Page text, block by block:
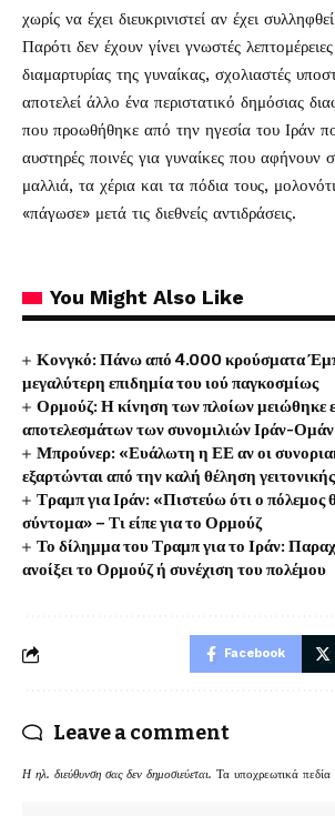
χωρίς να έχει διευκρινιστεί αν έχει
Παρότι δεν έχουν γίνει γνωστές
διαμαρτυρίας της γυναίκας, σχολιαστές
αποτελεί άλλο ένα περιστατικό δημόσιας
που προωθήθηκε από την ηγεσία του Ιράν
αυστηρές ποινές για γυναίκες που αφήνουν
μαλλιά, τα χέρια και τα πόδια τους,
«πάγωσε» μετά τις διεθνείς αντιδράσεις.
You Might Also Like
Κονγκό: Πάνω από 4.000 κρούσματα
μεγαλύτερη επιδημία του ιού παγκοσμίως
Ορμούζ: Η κίνηση των πλοίων μειώθηκε
αποτελεσμάτων των συνομιλιών Ιράν-Ομάν
Μπρούνερ: «Ευάλωτη η ΕΕ αν οι
εξαρτώνται από την καλή θέληση
Τραμπ για Ιράν: «Πιστεύω ότι ο πόλεμος
σύντομα» – Τι είπε για το Ορμούζ
Το δίλημμα του Τραμπ για το Ιράν:
ανοίξει το Ορμούζ ή συνέχιση του πολέμου
Facebook
Leave a comment
Η ηλ. διεύθυνση σας δεν δημοσιεύεται. Τα υποχρεωτικά πεδία